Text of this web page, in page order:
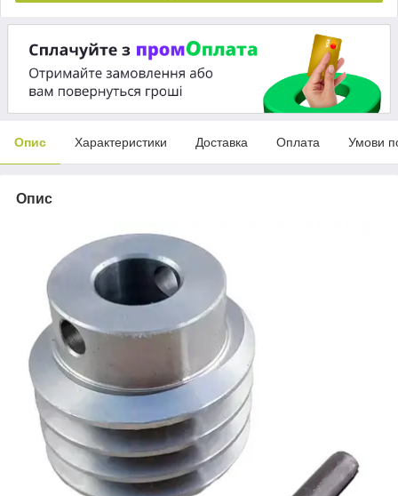
Опис Характеристики Доставка Оплата Умови
Опис